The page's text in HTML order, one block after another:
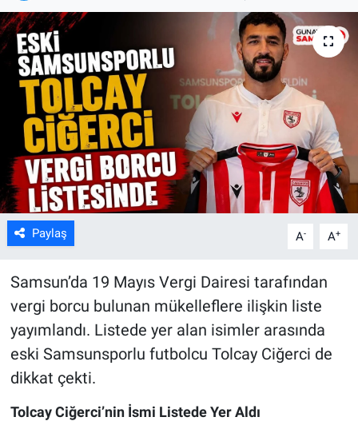
Paylaş A- A+
Samsun’da 19 Mayıs Vergi Dairesi tarafından
vergi borcu bulunan mükelleflere ilişkin liste
yayımlandı. Listede yer alan isimler arasında
eski Samsunsporlu futbolcu Tolcay Ciğerci de
dikkat çekti.
Tolcay Ciğerci’nin İsmi Listede Yer Aldı
Kültür Sanat
Bilim ve Teknoloji
Genel